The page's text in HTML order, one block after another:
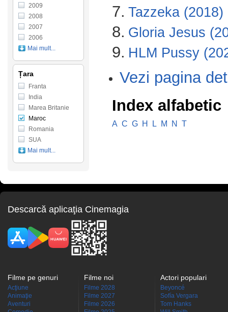
7. Tazzeka (2018)
8. Gloria Jesus
9. HLM Pussy
Vezi pagina
Index alfabetic
A C G H L M N T
2009
2008
2007
2006
Mai mult...
Țara
Franta
India
Marea Britanie
Maroc
Romania
SUA
Mai mult...
Descarcă aplicaţia Cinemagia
Filme pe genuri
Acţiune
Animaţie
Aventuri
Filme noi
Filme 2028
Filme 2027
Filme 2026
Actori populari
Beyoncé
Sofía Vergara
Tom Hanks